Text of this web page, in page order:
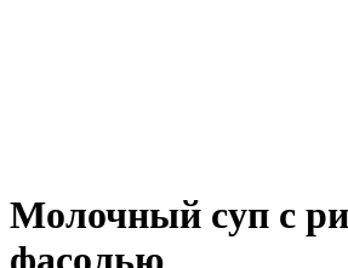
Молочный суп с